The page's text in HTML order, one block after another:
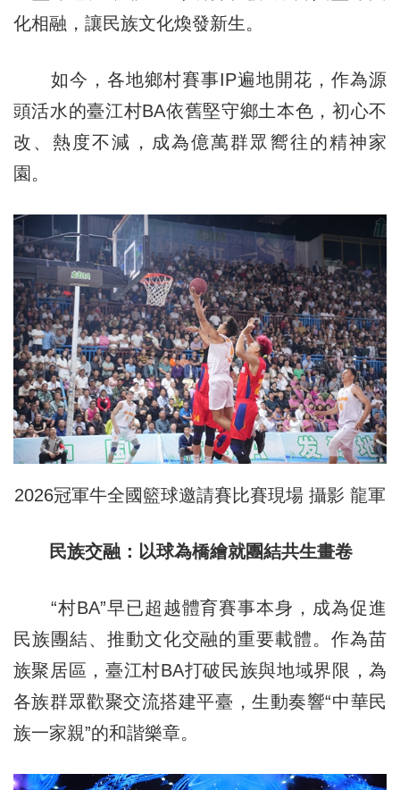
化相融，讓民族文化煥發新生。
如今，各地鄉村賽事IP遍地開花，作為源
頭活水的臺江村BA依舊堅守鄉土本色，初心不
改、熱度不減，成為億萬群眾嚮往的精神家
園。
2026冠軍牛全國籃球邀請賽比賽現場 攝影 龍軍
民族交融：以球為橋繪就團結共生畫卷
“村BA”早已超越體育賽事本身，成為促進
民族團結、推動文化交融的重要載體。作為苗
族聚居區，臺江村BA打破民族與地域界限，為
各族群眾歡聚交流搭建平臺，生動奏響“中華民
族一家親”的和諧樂章。